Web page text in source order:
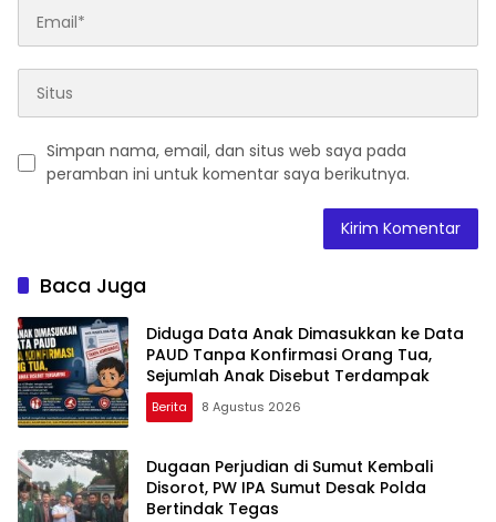
Simpan nama, email, dan situs web saya pada
peramban ini untuk komentar saya berikutnya.
Baca Juga
Diduga Data Anak Dimasukkan ke Data
PAUD Tanpa Konfirmasi Orang Tua,
Sejumlah Anak Disebut Terdampak
Berita 8 Agustus 2026
Dugaan Perjudian di Sumut Kembali
Disorot, PW IPA Sumut Desak Polda
Bertindak Tegas